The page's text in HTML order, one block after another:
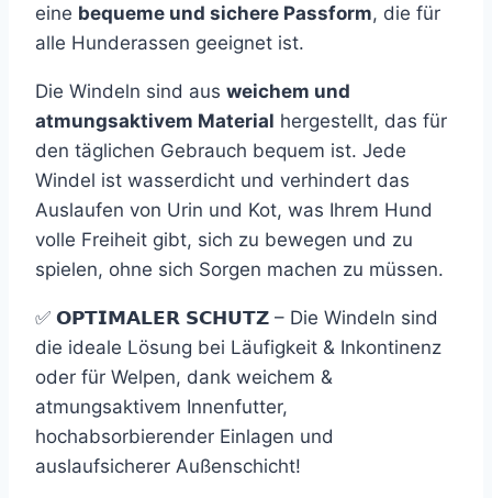
eine bequeme und sichere Passform, die für
alle Hunderassen geeignet ist.
Die Windeln sind aus weichem und
atmungsaktivem Material hergestellt, das für
den täglichen Gebrauch bequem ist. Jede
Windel ist wasserdicht und verhindert das
Auslaufen von Urin und Kot, was Ihrem Hund
volle Freiheit gibt, sich zu bewegen und zu
spielen, ohne sich Sorgen machen zu müssen.
✅ 𝗢𝗣𝗧𝗜𝗠𝗔𝗟𝗘𝗥 𝗦𝗖𝗛𝗨𝗧𝗭 – Die Windeln sind
die ideale Lösung bei Läufigkeit & Inkontinenz
oder für Welpen, dank weichem &
atmungsaktivem Innenfutter,
hochabsorbierender Einlagen und
auslaufsicherer Außenschicht!